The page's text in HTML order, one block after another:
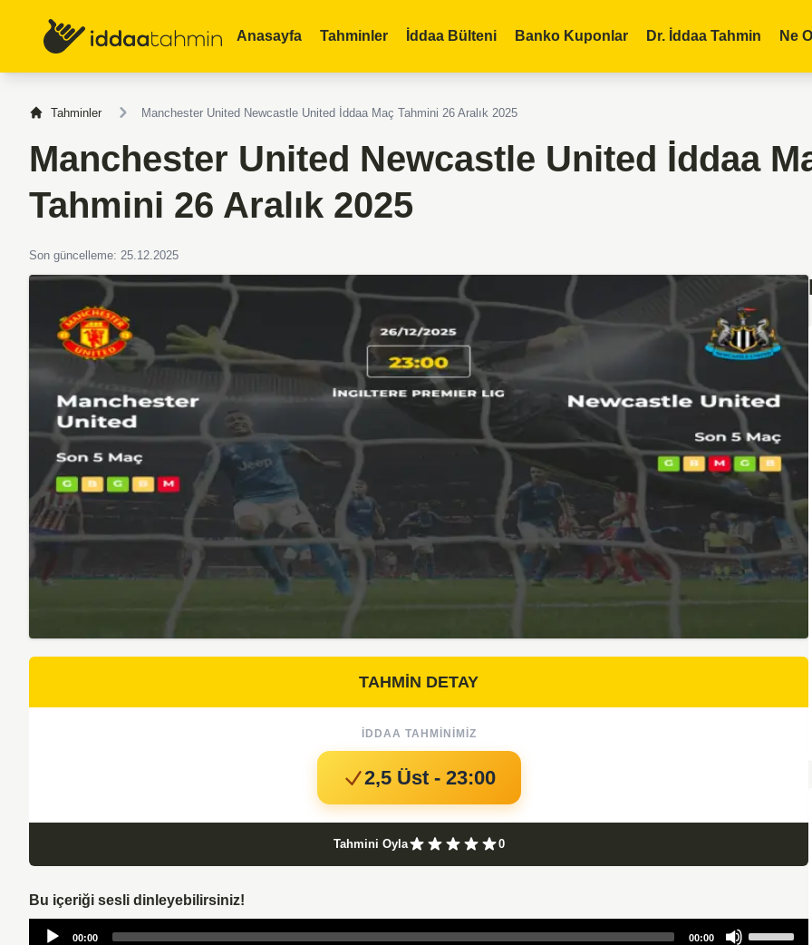
Anasayfa Tahminler İddaa Bülteni Banko Kuponlar Dr. İddaa Tahmin Ne
Tahminler Manchester United Newcastle United İddaa Maç Tahmini 26 Aralık 2025
Manchester United Newcastle United İddaa
Tahmini 26 Aralık 2025
Son güncelleme: 25.12.2025
TAHMİN DETAY
İDDAA TAHMINIMIZ
2,5 Üst - 23:00
Tahmini Oyla 0
Bu içeriği sesli dinleyebilirsiniz!
Audio
00:00 00:00